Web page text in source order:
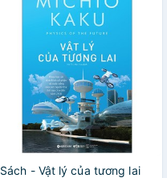
Sách - Vật lý của tương lai